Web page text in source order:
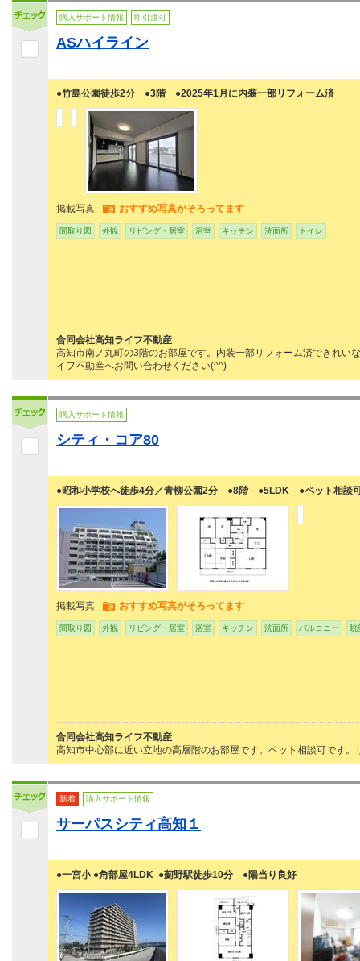
購入サポート情報 即引渡可
ASハイライン
●竹島公園徒歩2分 ●3階 ●2025年1月に内装一部リフォーム済
掲載写真 おすすめ写真がそろってます
間取り図 外観 リビング・居室 浴室 キッチン 洗面所 トイレ
合同会社高知ライフ不動産
高知市南ノ丸町の3階のお部屋です。内装一部リフォーム済できれい
イフ不動産へお問い合わせください(^^)
購入サポート情報
シティ・コア80
●昭和小学校へ徒歩4分／青柳公園2分 ●8階 ●5LDK ●ペット相談
掲載写真 おすすめ写真がそろってます
間取り図 外観 リビング・居室 浴室 キッチン 洗面所 バルコニー 眺
合同会社高知ライフ不動産
高知市中心部に近い立地の高層階のお部屋です。ペット相談可です
新着 購入サポート情報
サーパスシティ高知１
●一宮小 ●角部屋4LDK ●薊野駅徒歩10分 ●陽当り良好